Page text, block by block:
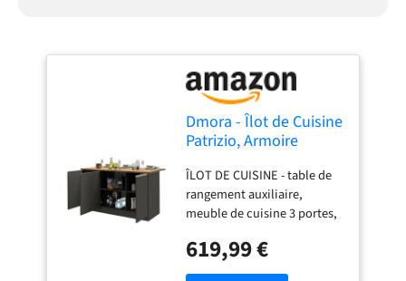
le temps - Nettoyage facile
et rapide grâce au matériau
dont il est composé - Livré
démonté avec kit de
d'instructions - Soin et
attention particuliers à
l'emballage, résistant et
adapté au transport -
Certification ISO 9001 pour
la conception et la
Dmora - Îlot de Cuisine
Patrizio, Armoire
de kitchenette, Table
auxiliaire, 100% Made
in Italy, 155x90h90 cm,
Anthracite et Chêne
ÎLOT DE CUISINE - table de
rangement auxiliaire,
meuble de cuisine 3 portes,
155x90h90 cm, Anthracite et
chêne STRUCTURE ET
619,99 €